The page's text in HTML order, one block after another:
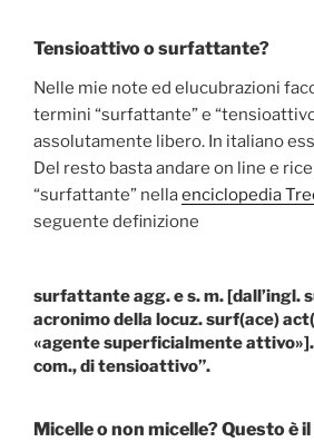
Tensioattivo o surfattante?
Nelle mie note ed elucubrazioni
termini “surfattante” e
assolutamente libero. In italiano
Del resto basta andare on line e
“surfattante” nellaenciclopedia
seguente definizione
surfattante agg. e s. m. [dall’ingl.
acronimo della locuz. surf(ace)
«agente superficialmente attivo»].
com., di tensioattivo”.
Micelle o non micelle? Questo è